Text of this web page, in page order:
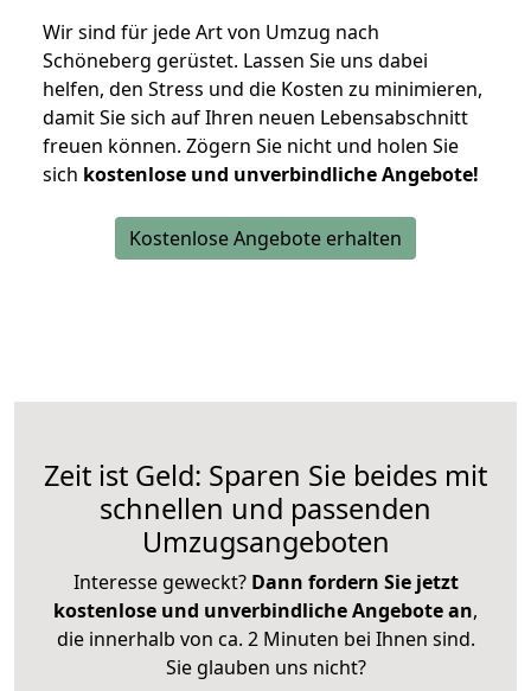
Wir sind für jede Art von Umzug nach
Schöneberg gerüstet. Lassen Sie uns dabei
helfen, den Stress und die Kosten zu minimieren,
damit Sie sich auf Ihren neuen Lebensabschnitt
freuen können. Zögern Sie nicht und holen Sie
sich kostenlose und unverbindliche Angebote!
Kostenlose Angebote erhalten
Zeit ist Geld: Sparen Sie beides mit
schnellen und passenden
Umzugsangeboten
Interesse geweckt? Dann fordern Sie jetzt
kostenlose und unverbindliche Angebote an,
die innerhalb von ca. 2 Minuten bei Ihnen sind.
Sie glauben uns nicht?